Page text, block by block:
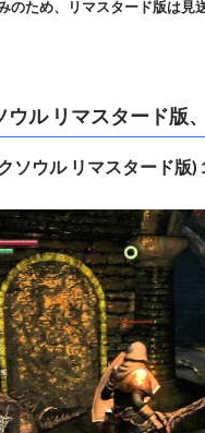
のため、リマスタード版は見
ウル リマスタード版
ソウル リマスタード版)